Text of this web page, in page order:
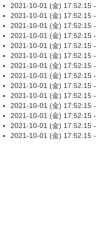
2021-10-01 (金) 17:52:15 -
2021-10-01 (金) 17:52:15 -
2021-10-01 (金) 17:52:15 -
2021-10-01 (金) 17:52:15 -
2021-10-01 (金) 17:52:15 -
2021-10-01 (金) 17:52:15 -
2021-10-01 (金) 17:52:15 -
2021-10-01 (金) 17:52:15 -
2021-10-01 (金) 17:52:15 -
2021-10-01 (金) 17:52:15 -
2021-10-01 (金) 17:52:15 -
2021-10-01 (金) 17:52:15 -
2021-10-01 (金) 17:52:15 -
2021-10-01 (金) 17:52:15 -